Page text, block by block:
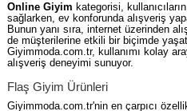
Online Giyim kategorisi,
sağlarken, ev konforunda alışveriş
Bunun yanı sıra, internet üzerinden
de müşterilerine etkili bir biçimde
Giyimmoda.com.tr, kullanımı kolay
alışveriş deneyimi sunuyor.
Flaş Giyim Ürünleri
Giyimmoda.com.tr'nin en çarpıcı